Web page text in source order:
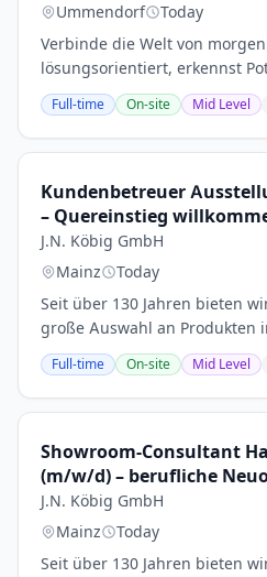
Ummendorf
Today
Verbinde die Welt von
lösungsorientiert, erkennst
und willst Digitalisierung aktiv
mitgestalten.Willkommen bei
führender Dienstleister im...
Full-time On-site Mid Level
Kundenbetreuer
– Quereinstieg
J.N. Köbig GmbH
Mainz
Today
Seit über 130 Jahren bieten
große Auswahl an Produkten
Wohnen, Sanieren,
Mittelpunkt unserer Arbeit
Full-time On-site Mid Level
Showroom-Consultant
(m/w/d) – berufliche
J.N. Köbig GmbH
Mainz
Today
Seit über 130 Jahren bieten